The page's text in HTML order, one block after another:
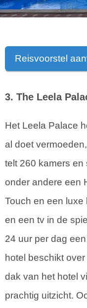
Reisvoorstel
3. The Leela
Het Leela Palace
al doet
telt 260 kamers en
onder andere een
Touch en een luxe
en een tv in de
24 uur per dag
hotel beschikt
dak van het hotel
prachtig uitzicht.